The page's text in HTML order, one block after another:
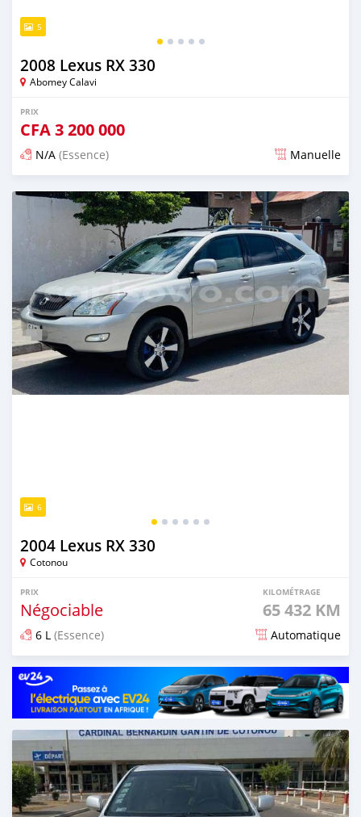
5
2008 Lexus RX 330
Abomey Calavi
PRIX
CFA3 200 000
N/A (Essence) Manuelle
Publié il y a 29 jours
6
2004 Lexus RX 330
Cotonou
PRIX
Négociable
KILOMÉTRAGE
65 432 KM
6 L (Essence) Automatique
Publié il y a environ un mois